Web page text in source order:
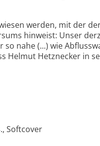
werden, mit der
hinweist: Unser
nahe (...) wie
Helmut Hetznecker in
Softcover